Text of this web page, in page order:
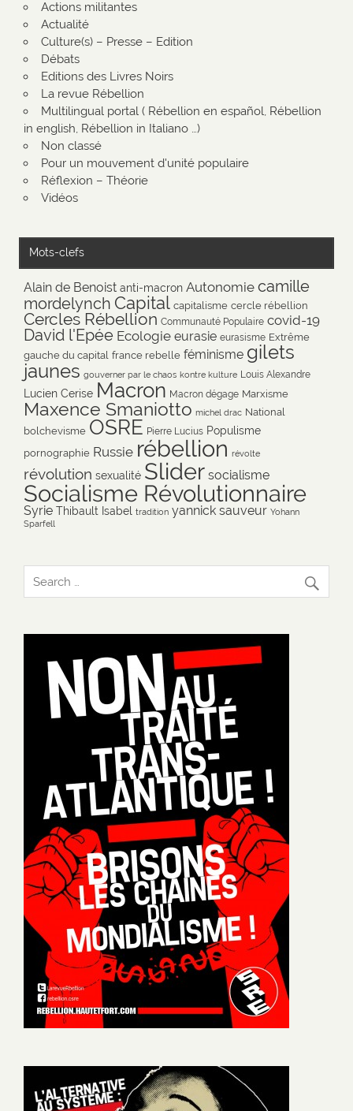
Actions militantes
Actualité
Culture(s) – Presse – Edition
Débats
Editions des Livres Noirs
La revue Rébellion
Multilingual portal ( Rébellion en español, Rébellion
in english, Rébellion in Italiano …)
Non classé
Pour un mouvement d'unité populaire
Réflexion – Théorie
Vidéos
Mots-clefs
Alain de Benoist anti-macron Autonomie camille
mordelynch Capital capitalisme cercle rébellion
Cercles Rébellion Communauté Populaire covid-19
David l'Epée Ecologie eurasie eurasisme Extrême
gauche du capital france rebelle féminisme gilets
jaunes gouverner par le chaos kontre kulture Louis Alexandre
Lucien Cerise Macron Macron dégage Marxisme
Maxence Smaniotto michel drac National
bolchevisme OSRE Pierre Lucius Populisme
pornographie Russie rébellion révolte
révolution sexualité Slider socialisme
Socialisme Révolutionnaire
Syrie Thibault Isabel tradition yannick sauveur Yohann
Sparfell